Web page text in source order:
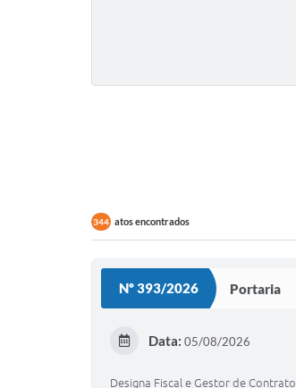
344 atos encontrados
Nº 393/2026 Portaria
Data: 05/08/2026
Designa Fiscal e Gestor de Contrato.